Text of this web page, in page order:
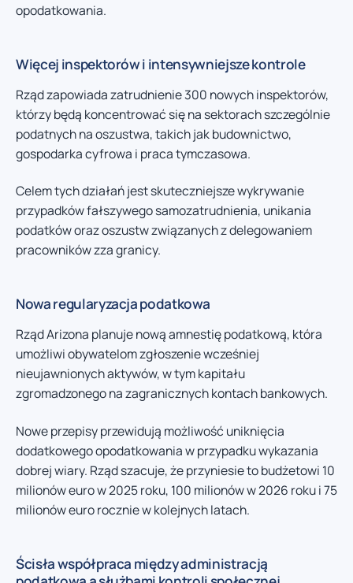
opodatkowania.
Więcej inspektorów i intensywniejsze kontrole
Rząd zapowiada zatrudnienie 300 nowych inspektorów,
którzy będą koncentrować się na sektorach szczególnie
podatnych na oszustwa, takich jak budownictwo,
gospodarka cyfrowa i praca tymczasowa.
Celem tych działań jest skuteczniejsze wykrywanie
przypadków fałszywego samozatrudnienia, unikania
podatków oraz oszustw związanych z delegowaniem
pracowników zza granicy.
Nowa regularyzacja podatkowa
Rząd Arizona planuje nową amnestię podatkową, która
umożliwi obywatelom zgłoszenie wcześniej
nieujawnionych aktywów, w tym kapitału
zgromadzonego na zagranicznych kontach bankowych.
Nowe przepisy przewidują możliwość uniknięcia
dodatkowego opodatkowania w przypadku wykazania
dobrej wiary. Rząd szacuje, że przyniesie to budżetowi 10
milionów euro w 2025 roku, 100 milionów w 2026 roku i 75
milionów euro rocznie w kolejnych latach.
Ścisła współpraca między administracją